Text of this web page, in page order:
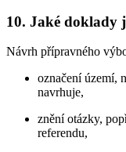
10. Jaké doklady
Návrh přípravného
označení území,
navrhuje,
znění otázky,
referendu,